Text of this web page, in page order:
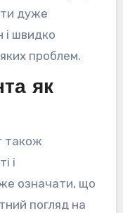
дуже
і швидко
проблем.
як
також
і
означати, що
погляд на